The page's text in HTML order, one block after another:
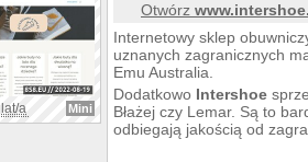
a Mini
Otwórz
Internetowy sklep
uznanych zagranicznych
Emu Australia.
Dodatkowo Intershoe
Błażej czy Lemar. Są to
odbiegają jakością od